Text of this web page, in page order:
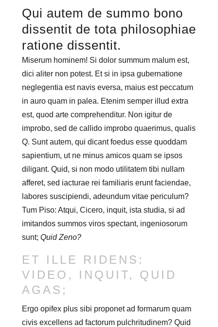
Qui autem de summo bono
dissentit de tota philosophiae
ratione dissentit.
Miserum hominem! Si dolor summum malum est,
dici aliter non potest. Et si in ipsa gubernatione
neglegentia est navis eversa, maius est peccatum
in auro quam in palea. Etenim semper illud extra
est, quod arte comprehenditur. Non igitur de
improbo, sed de callido improbo quaerimus, qualis
Q. Sunt autem, qui dicant foedus esse quoddam
sapientium, ut ne minus amicos quam se ipsos
diligant. Quid, si non modo utilitatem tibi nullam
afferet, sed iacturae rei familiaris erunt faciendae,
labores suscipiendi, adeundum vitae periculum?
Tum Piso: Atqui, Cicero, inquit, ista studia, si ad
imitandos summos viros spectant, ingeniosorum
sunt; Quid Zeno?
ET ILLE RIDENS:
VIDEO, INQUIT, QUID
AGAS;
Ergo opifex plus sibi proponet ad formarum quam
civis excellens ad factorum pulchritudinem? Quid